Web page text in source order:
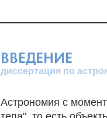
ВВЕДЕНИЕ
диссертация по
Астрономия с